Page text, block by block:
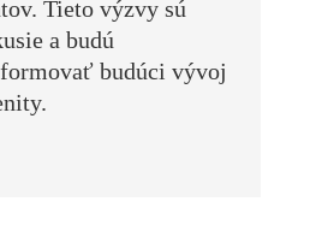
Tieto výzvy sú
a budú
budúci vývoj